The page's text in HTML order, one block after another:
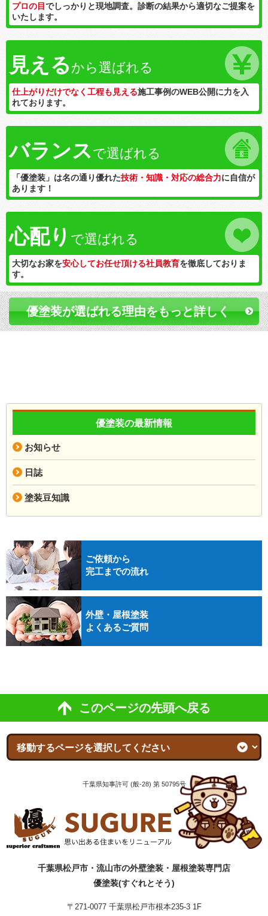
プロの目でしっかりと現地調査。診断の結果から適切なご提案を
いたします。
見える から選ばれる
仕上がりだけでなく工程も見える施工事例のWEB公開に力を入
れております。
バランスで選ばれる
「優塗装」は名の通り優れた技術・知識・対応の総合力に自信が
あります！
心配り で選ばれる
大切なお家を安心してお任せ頂ける社員教育を徹底しておりま
す。
優塗装が選ばれる理由をもっと詳しく
優塗装の最新情報
お知らせ
日誌
塗装豆知識
ご依頼から
完工までの流れ
外壁・屋根塗装
よくあるご質問
このページの先頭へ戻る
千葉県知事許可 (般-28) 第 50795号
千葉県松戸市・流山市の外壁塗装・屋根塗装専門店
優塗装(すぐれとそう)
〒271-0077 千葉県松戸市根本235-3 1F